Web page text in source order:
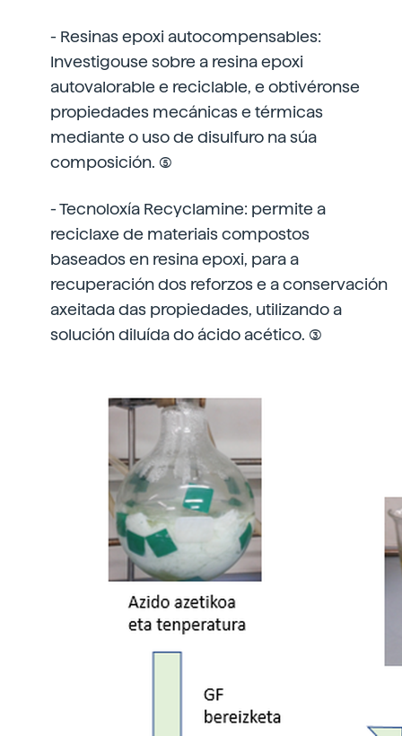
- Resinas epoxi autocompensables:
Investigouse sobre a resina epoxi
autovalorable e reciclable, e obtivéronse
propiedades mecánicas e térmicas
mediante o uso de disulfuro na súa
composición. (5)
- Tecnoloxía Recyclamine: permite a
reciclaxe de materiais compostos
baseados en resina epoxi, para a
recuperación dos reforzos e a conservación
axeitada das propiedades, utilizando a
solución diluída do ácido acético. (3)